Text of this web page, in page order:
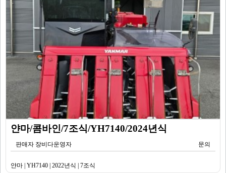
얀마/콤바인/7조식/YH7140/2024년식
판매자 장비다운영자 문의
얀마 | YH7140 | 2022년식 | 7조식